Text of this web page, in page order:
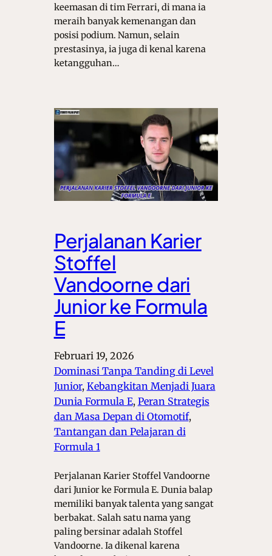
keemasan di tim Ferrari, di mana ia
meraih banyak kemenangan dan
posisi podium. Namun, selain
prestasinya, ia juga di kenal karena
ketangguhan…
Perjalanan Karier
Stoffel
Vandoorne dari
Junior ke Formula
E
Februari 19, 2026
Dominasi Tanpa Tanding di Level
Junior, Kebangkitan Menjadi Juara
Dunia Formula E, Peran Strategis
dan Masa Depan di Otomotif
Tantangan dan Pelajaran di
Formula 1
Perjalanan Karier Stoffel Vandoorne
dari Junior ke Formula E. Dunia balap
memiliki banyak talenta yang sangat
berbakat. Salah satu nama yang
paling bersinar adalah Stoffel
Vandoorne. Ia dikenal karena